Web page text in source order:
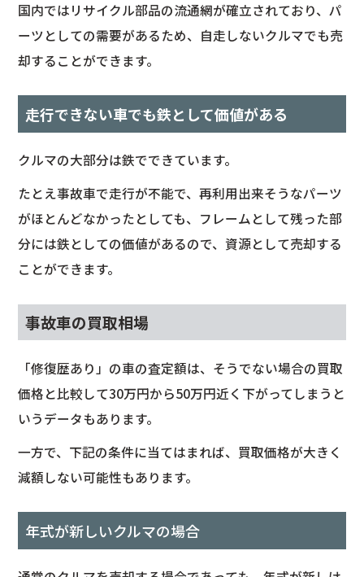
国内ではリサイクル部品の流通網が確立されており、パ
ーツとしての需要があるため、自走しないクルマでも売
却することができます。
走行できない車でも鉄として価値がある
クルマの大部分は鉄でできています。
たとえ事故車で走行が不能で、再利用出来そうなパーツ
がほとんどなかったとしても、フレームとして残った部
分には鉄としての価値があるので、資源として売却する
ことができます。
事故車の買取相場
「修復歴あり」の車の査定額は、そうでない場合の買取
価格と比較して30万円から50万円近く下がってしまうと
いうデータもあります。
一方で、下記の条件に当てはまれば、買取価格が大きく
減額しない可能性もあります。
年式が新しいクルマの場合